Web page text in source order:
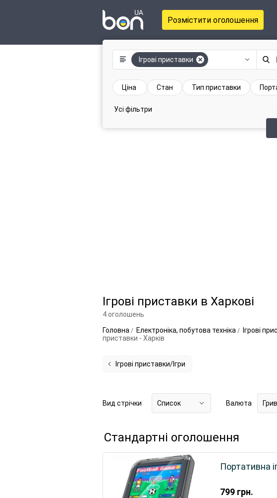
Розмістити оголошення
Ігрові приставки
Ціна Стан Тип приставки
Усі фільтри
Ігрові приставки в Харкові
4 оголошень
Головна
Електроніка, побутова техніка Ігрові
приставки - Харків
Ігрові приставки/Ігри
Вид стрічки Список Валюта
Стандартні оголошення
799 грн.
Портативна